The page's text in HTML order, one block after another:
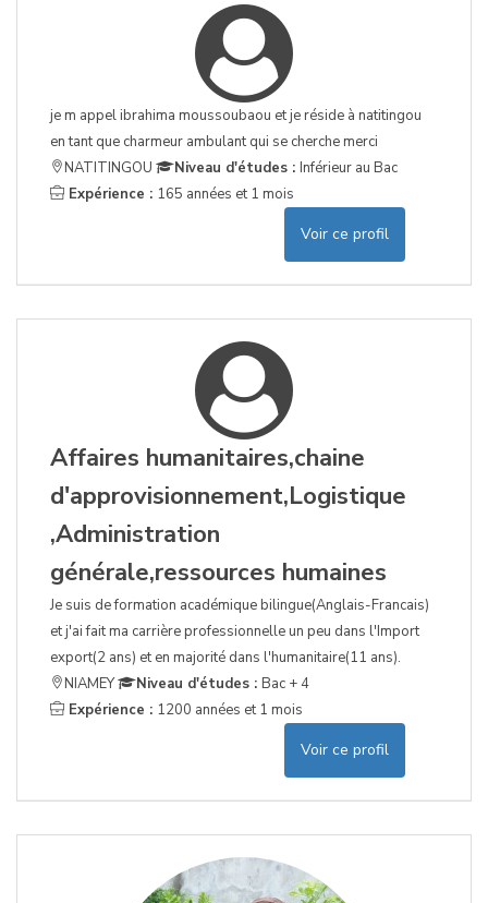
je m appel ibrahima moussoubaou et je réside à natitingou
en tant que charmeur ambulant qui se cherche merci
NATITINGOU
Niveau d'études : Inférieur au Bac
Expérience : 165 années et 1 mois
Voir ce profil
Affaires humanitaires,chaine
d'approvisionnement,Logistique
,Administration
générale,ressources humaines
Je suis de formation académique bilingue(Anglais-Francais)
et j'ai fait ma carrière professionnelle un peu dans l'Import
export(2 ans) et en majorité dans l'humanitaire(11 ans).
NIAMEY
Niveau d'études : Bac + 4
Expérience : 1200 années et 1 mois
Voir ce profil